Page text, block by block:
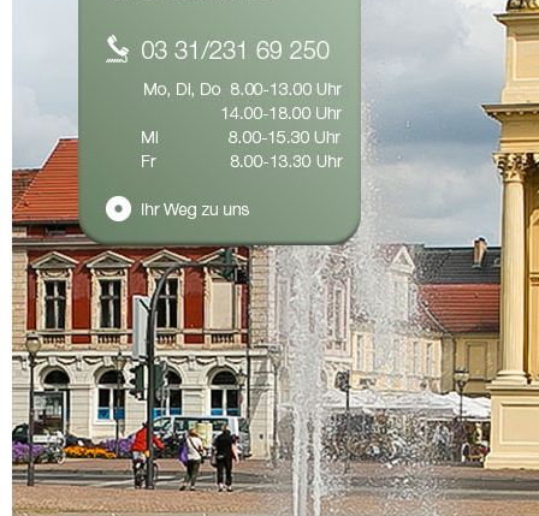
SPRECHSTUNDE
Mo, Di, Do
8.00-13.00 Uhr
14.00-18.00 Uhr
Mi
8.00-15.30 Uhr
Fr
8.00-13.30 Uhr
Ihr Weg zu uns
03 31/231 69 250
Wir
in
des
Unser